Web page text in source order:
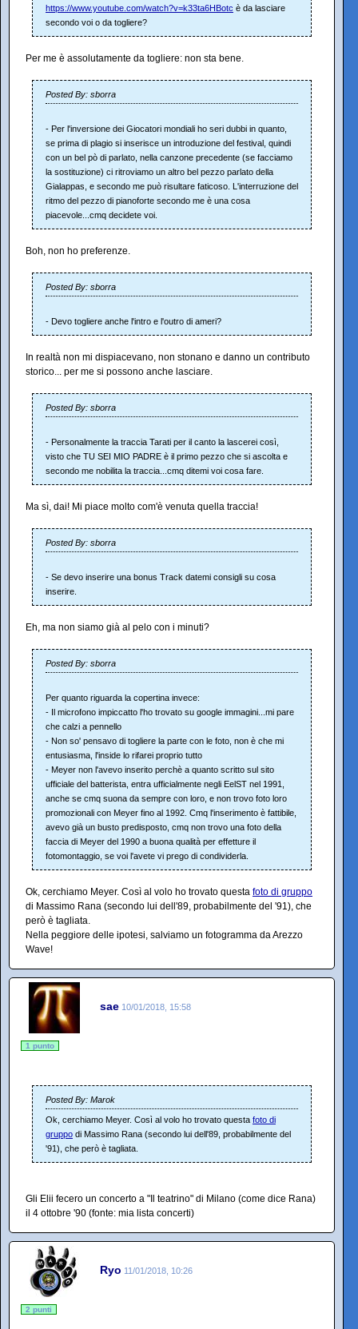
https://www.youtube.com/watch?v=k33ta6HBotc è da lasciare
secondo voi o da togliere?
Per me è assolutamente da togliere: non sta bene.
Posted By: sborra
- Per l'inversione dei Giocatori mondiali ho seri dubbi in quanto,
se prima di plagio si inserisce un introduzione del festival, quindi
con un bel pò di parlato, nella canzone precedente (se facciamo
la sostituzione) ci ritroviamo un altro bel pezzo parlato della
Gialappas, e secondo me può risultare faticoso. L'interruzione del
ritmo del pezzo di pianoforte secondo me è una cosa
piacevole...cmq decidete voi.
Boh, non ho preferenze.
Posted By: sborra
- Devo togliere anche l'intro e l'outro di ameri?
In realtà non mi dispiacevano, non stonano e danno un contributo
storico... per me si possono anche lasciare.
Posted By: sborra
- Personalmente la traccia Tarati per il canto la lascerei così,
visto che TU SEI MIO PADRE è il primo pezzo che si ascolta e
secondo me nobilita la traccia...cmq ditemi voi cosa fare.
Ma sì, dai! Mi piace molto com'è venuta quella traccia!
Posted By: sborra
- Se devo inserire una bonus Track datemi consigli su cosa
inserire.
Eh, ma non siamo già al pelo con i minuti?
Posted By: sborra
Per quanto riguarda la copertina invece:
- Il microfono impiccatto l'ho trovato su google immagini...mi pare
che calzi a pennello
- Non so' pensavo di togliere la parte con le foto, non è che mi
entusiasma, l'inside lo rifarei proprio tutto
- Meyer non l'avevo inserito perchè a quanto scritto sul sito
ufficiale del batterista, entra ufficialmente negli EelST nel 1991,
anche se cmq suona da sempre con loro, e non trovo foto loro
promozionali con Meyer fino al 1992. Cmq l'inserimento è fattibile,
avevo già un busto predisposto, cmq non trovo una foto della
faccia di Meyer del 1990 a buona qualità per effetture il
fotomontaggio, se voi l'avete vi prego di condividerla.
Ok, cerchiamo Meyer. Così al volo ho trovato questa foto di gruppo
di Massimo Rana (secondo lui dell'89, probabilmente del '91), che
però è tagliata.
Nella peggiore delle ipotesi, salviamo un fotogramma da Arezzo
Wave!
sae 10/01/2018, 15:58
1 punto
Posted By: Marok
Ok, cerchiamo Meyer. Così al volo ho trovato questa foto di
gruppo di Massimo Rana (secondo lui dell'89, probabilmente del
'91), che però è tagliata.
Gli Elii fecero un concerto a "Il teatrino" di Milano (come dice Rana)
il 4 ottobre '90 (fonte: mia lista concerti)
Ryo 11/01/2018, 10:26
2 punti